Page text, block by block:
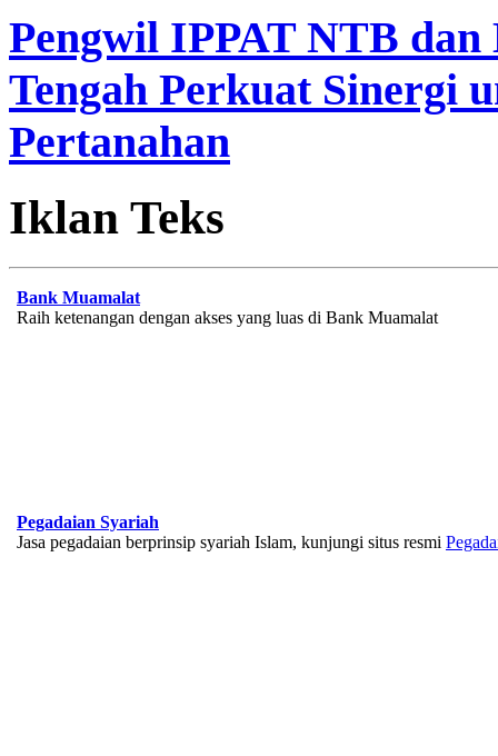
Pengwil IPPAT NTB
Tengah Perkuat Sinergi
Pertanahan
Iklan Teks
Bank Muamalat
Raih ketenangan dengan akses yang luas di Bank Muamalat
Pegadaian Syariah
Jasa pegadaian berprinsip syariah Islam, kunjungi situs resmi